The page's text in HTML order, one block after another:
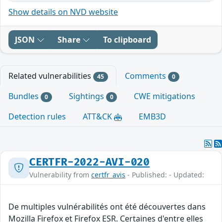
Show details on NVD website
JSON Share To clipboard
Related vulnerabilities 45 Comments 0
Bundles 0 Sightings 0
CWE mitigations
Detection rules
ATT&CK EMB3D
CERTFR-2022-AVI-020
Vulnerability from certfr_avis - Published: - Updated:
De multiples vulnérabilités ont été découvertes dans
Mozilla Firefox et Firefox ESR. Certaines d'entre elles